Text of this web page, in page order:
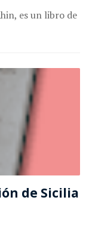
es un libro de
de Sicilia